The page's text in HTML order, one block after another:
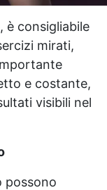
è consigliabile
mirati,
e costante,
visibili nel
possono